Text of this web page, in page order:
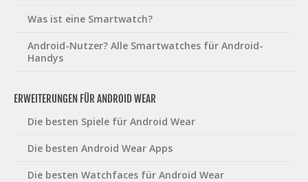
Was ist eine Smartwatch?
Android-Nutzer? Alle Smartwatches für Android-
Handys
ERWEITERUNGEN FÜR ANDROID WEAR
Die besten Spiele für Android Wear
Die besten Android Wear Apps
Die besten Watchfaces für Android Wear